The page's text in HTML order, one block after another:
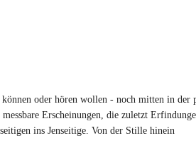
oder hören wollen - noch mitten in der
Erscheinungen, die zuletzt
ins Jenseitige. Von der Stille hinein